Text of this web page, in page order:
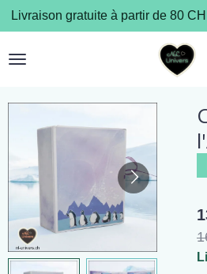
Passer
au
contenu
Livraison gratuite à partir de 80